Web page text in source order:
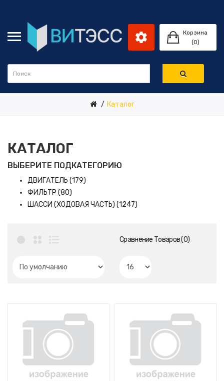
Корзина
(0)
Каталог
КАТАЛОГ
ВЫБЕРИТЕ ПОДКАТЕГОРИЮ
ДВИГАТЕЛЬ (179)
ФИЛЬТР (80)
ШАССИ (ХОДОВАЯ ЧАСТЬ) (1247)
Сравнение Товаров (0)